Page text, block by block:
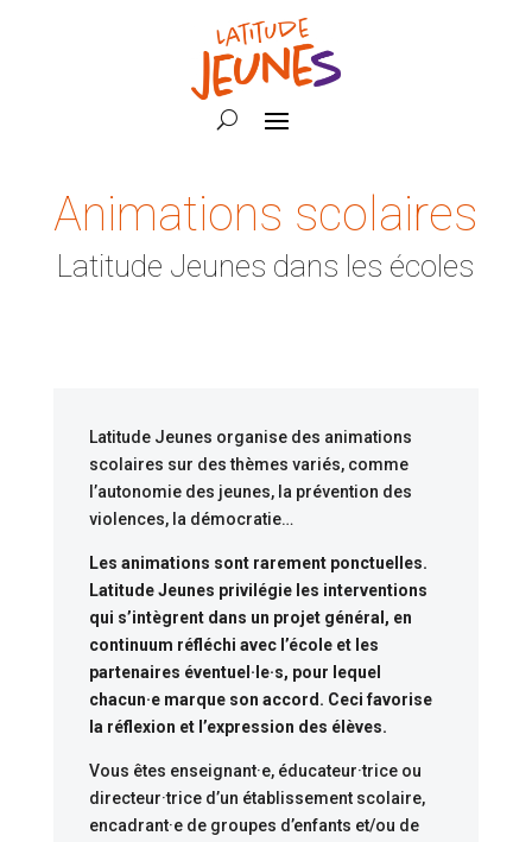
Animations scolaires
Latitude Jeunes dans les écoles
Latitude Jeunes organise des animations
scolaires sur des thèmes variés, comme
l’autonomie des jeunes, la prévention des
violences, la démocratie…
Les animations sont rarement ponctuelles.
Latitude Jeunes privilégie les interventions
qui s’intègrent dans un projet général, en
continuum réfléchi avec l’école et les
partenaires éventuel·le·s, pour lequel
chacun·e marque son accord. Ceci favorise
la réflexion et l’expression des élèves.
Vous êtes enseignant·e, éducateur·trice ou
directeur·trice d’un établissement scolaire,
encadrant·e de groupes d’enfants et/ou de